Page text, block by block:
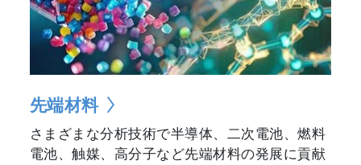
先端材料
さまざまな分析技術で半導体、二次電池、燃料
電池、触媒、高分子など先端材料の発展に貢献